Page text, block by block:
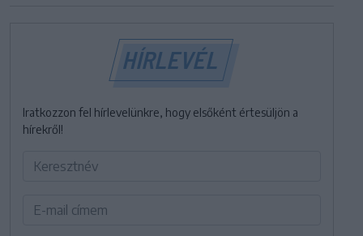
HÍRLEVÉL
Iratkozzon fel hírlevelünkre, hogy elsőként értesüljön a
hírekről!